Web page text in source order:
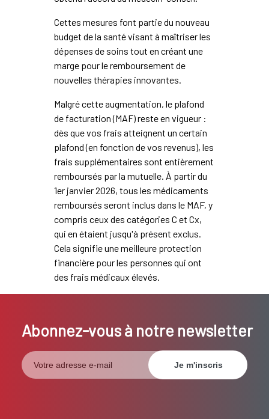
Cettes mesures font partie du nouveau
budget de la santé visant à maîtriser les
dépenses de soins tout en créant une
marge pour le remboursement de
nouvelles thérapies innovantes.
Malgré cette augmentation, le plafond
de facturation (MAF) reste en vigueur :
dès que vos frais atteignent un certain
plafond (en fonction de vos revenus), les
frais supplémentaires sont entièrement
remboursés par la mutuelle. À partir du
1er janvier 2026, tous les médicaments
remboursés seront inclus dans le MAF, y
compris ceux des catégories C et Cx,
qui en étaient jusqu'à présent exclus.
Cela signifie une meilleure protection
financière pour les personnes qui ont
des frais médicaux élevés.
Abonnez-vous à notre newsletter